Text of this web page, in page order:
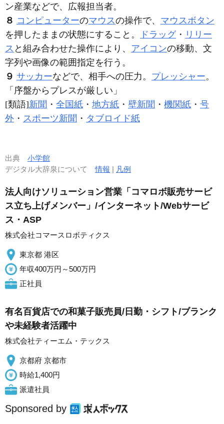
ン産業などで、広報担当者。
８ コンピューターのマウスの操作で、 マウスボタン
を押したままの状態にすること。
ドラッグ・ リリー
ス と組み合わせた操作により、 アイコンの移動、文
字列や画像の範囲指定を行う。
９ サッカーなどで、相手への圧力。 プレッシャー。
「序盤から プレスが厳しい」
[類語]新聞 ・ 全国紙 ・ 地方紙 ・ 壁新聞 ・ 機関紙 ・ 号
外 ・ スポーツ新聞 ・ タブロイド紙
出典 小学館
デジタル大辞泉について情報 | 凡例
法人向けソリューション営業「コマロボ販売サービ
ス立ち上げメンバー」/インターネット/Webサービ
ス・ASP
株式会社コマースロボティクス
東京都 港区
年収400万円～500万円
正社員
有名百貨店での和菓子販売員/日勤・シフト/ブランク
や未経験者活躍中
株式会社ティーエム・テックス
京都府 京都市
時給1,400円
派遣社員
Sponsored by